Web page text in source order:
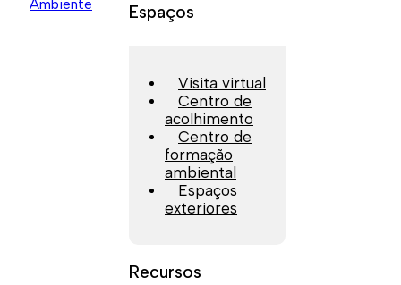
Espaços
Visita virtual
Centro de
acolhimento
Centro de
formação
ambiental
Espaços
exteriores
Recursos